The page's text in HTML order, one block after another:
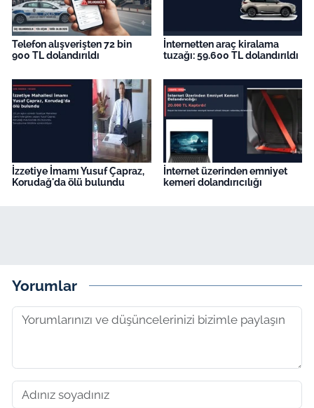
Telefon alışverişten 72 bin
900 TL dolandırıldı
İnternetten araç kiralama
tuzağı: 59.600 TL dolandırıldı
İzzetiye İmamı Yusuf Çapraz,
Korudağ'da ölü bulundu
İnternet üzerinden emniyet
kemeri dolandırıcılığı
Yorumlar